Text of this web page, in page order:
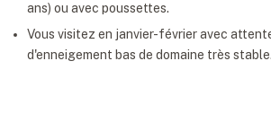
ans) ou avec poussettes.
Vous visitez en janvier-février avec
d'enneigement bas de domaine très stable.